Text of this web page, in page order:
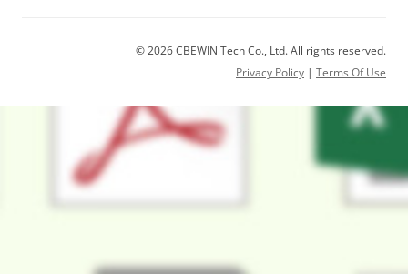
© 2026 CBEWIN Tech Co., Ltd. All rights reserved.
Privacy Policy | Terms Of Use